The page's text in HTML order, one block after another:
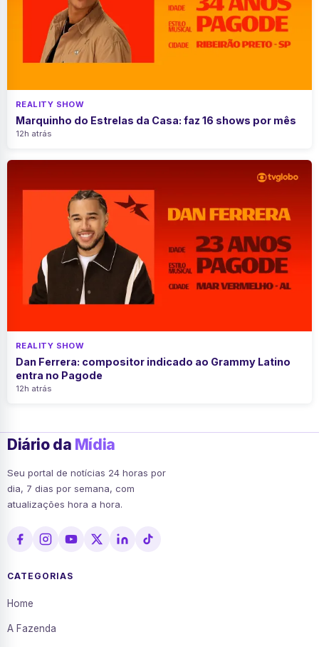
REALITY SHOW
Marquinho do Estrelas da Casa: faz 16 shows por mês
12h atrás
REALITY SHOW
Dan Ferrera: compositor indicado ao Grammy Latino
entra no Pagode
12h atrás
Diário da Mídia
Seu portal de notícias 24 horas por
dia, 7 dias por semana, com
atualizações hora a hora.
CATEGORIAS
Home
A Fazenda